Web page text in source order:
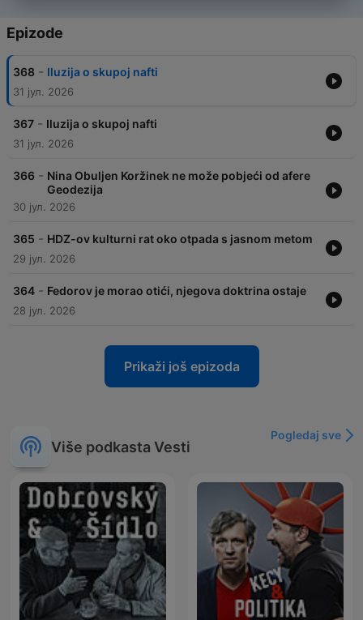
Epizode
368 - Iluzija o skupoj nafti
31 јул. 2026
367 - Iluzija o skupoj nafti
31 јул. 2026
366 - Nina Obuljen Koržinek ne može pobjeći od afere
Geodezija
30 јул. 2026
365 - HDZ-ov kulturni rat oko otpada s jasnom metom
29 јул. 2026
364 - Fedorov je morao otići, njegova doktrina ostaje
28 јул. 2026
Prikaži još epizoda
Više podkasta Vesti
Pogledaj sve